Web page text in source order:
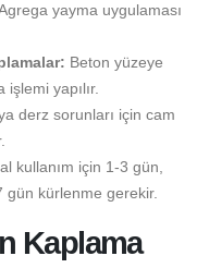
yayma uygulaması
Beton yüzeye
yapılır.
derz sorunları için cam
kullanım için 1-3 gün,
kürlenme gerekir.
Kaplama